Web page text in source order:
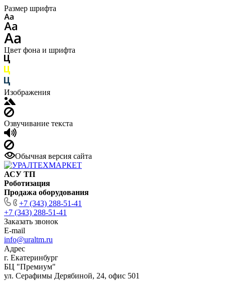
Размер шрифта
Цвет фона и шрифта
Изображения
Озвучивание текста
Обычная версия сайта
АСУ ТП
Роботизация
Продажа оборудования
+7 (343) 288-51-41
+7 (343) 288-51-41
Заказать звонок
E-mail
info@uraltm.ru
Адрес
г. Екатеринбург
БЦ "Премиум"
ул. Серафимы Дерябиной, 24, офис 501